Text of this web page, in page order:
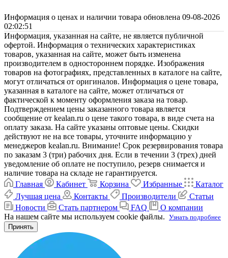
Информация о ценах и наличии товара обновлена 09-08-2026
02:02:51
Информация, указанная на сайте, не является публичной
офертой. Информация о технических характеристиках
товаров, указанная на сайте, может быть изменена
производителем в одностороннем порядке. Изображения
товаров на фотографиях, представленных в каталоге на сайте,
могут отличаться от оригиналов. Информация о цене товара,
указанная в каталоге на сайте, может отличаться от
фактической к моменту оформления заказа на товар.
Подтверждением цены заказанного товара является
сообщение от kealan.ru о цене такого товара, в виде счета на
оплату заказа. На сайте указаны оптовые цены. Скидки
действуют не на все товары, уточните информацию у
менеджеров kealan.ru. Внимание! Срок резервирования товара
по заказам 3 (три) рабочих дня. Если в течении 3 (трех) дней
уведомление об оплате не поступило, резерв снимается и
наличие товара на складе не гарантируется.
Главная
Кабинет Корзина Избранные
Каталог
Лучшая цена
Контакты Производители
Статьи
Новости
Стать партнером FAQ
О компании
На нашем сайте мы используем cookie файлы. Узнать подробнее
Принять